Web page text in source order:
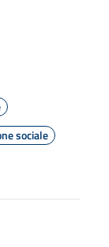
sociale